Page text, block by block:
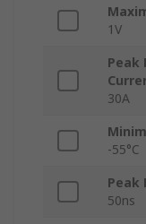
1V
Peak
30A
-55°C
Peak
50ns